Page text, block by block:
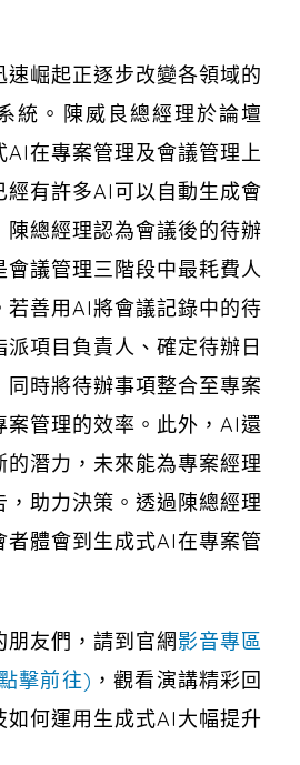
崛起正逐步改變各領域的
統。陳威良總經理於論壇
AI在專案管理及會議管理上
經有許多AI可以自動生成會
陳總經理認為會議後的待辦
會議管理三階段中最耗費人
若善用AI將會議記錄中的待
項目負責人、確定待辦日
時將待辦事項整合至專案
案管理的效率。此外，AI還
的潛力，未來能為專案經理
，助力決策。透過陳總經理
者體會到生成式AI在專案管
友們，請到官網影音專區
擊前往) ，觀看演講精彩回
如何運用生成式AI大幅提升